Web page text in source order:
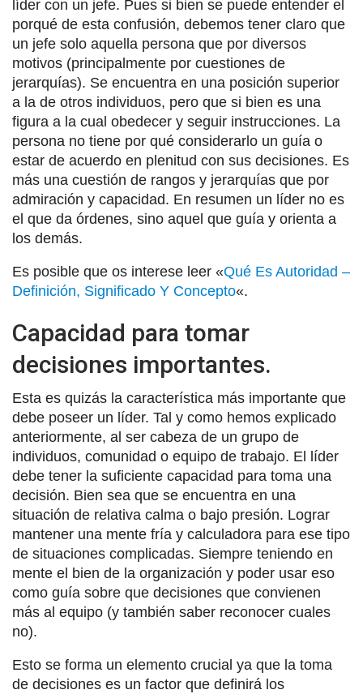
líder con un jefe. Pues si bien se puede entender el
porqué de esta confusión, debemos tener claro que
un jefe solo aquella persona que por diversos
motivos (principalmente por cuestiones de
jerarquías). Se encuentra en una posición superior
a la de otros individuos, pero que si bien es una
figura a la cual obedecer y seguir instrucciones. La
persona no tiene por qué considerarlo un guía o
estar de acuerdo en plenitud con sus decisiones. Es
más una cuestión de rangos y jerarquías que por
admiración y capacidad. En resumen un líder no es
el que da órdenes, sino aquel que guía y orienta a
los demás.
Es posible que os interese leer «Qué Es Autoridad –
Definición, Significado Y Concepto«.
Capacidad para tomar
decisiones importantes.
Esta es quizás la característica más importante que
debe poseer un líder. Tal y como hemos explicado
anteriormente, al ser cabeza de un grupo de
individuos, comunidad o equipo de trabajo. El líder
debe tener la suficiente capacidad para toma una
decisión. Bien sea que se encuentra en una
situación de relativa calma o bajo presión. Lograr
mantener una mente fría y calculadora para ese tipo
de situaciones complicadas. Siempre teniendo en
mente el bien de la organización y poder usar eso
como guía sobre que decisiones que convienen
más al equipo (y también saber reconocer cuales
no).
Esto se forma un elemento crucial ya que la toma
de decisiones es un factor que definirá los